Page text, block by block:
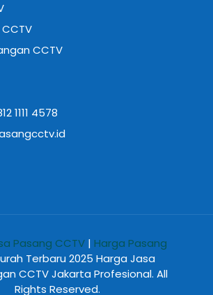
CCTV
1111 4578
Pasang CCTV | Harga Pasang
Terbaru 2025 Harga Jasa
CCTV Jakarta Profesional. All
Rights Reserved.